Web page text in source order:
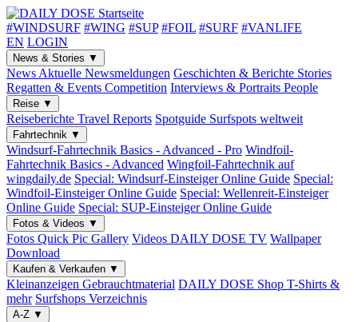
#WINDSURF #WING #SUP #FOIL #SURF #VANLIFE
EN LOGIN
News & Stories ▼
News Aktuelle Newsmeldungen Geschichten & Berichte Stories
Regatten & Events Competition Interviews & Portraits People
Reise ▼
Reiseberichte Travel Reports Spotguide Surfspots weltweit
Fahrtechnik ▼
Windsurf-Fahrtechnik Basics - Advanced - Pro Windfoil-
Fahrtechnik Basics - Advanced Wingfoil-Fahrtechnik auf
wingdaily.de Special: Windsurf-EinsteigerOnline Guide Special:
Windfoil-EinsteigerOnline Guide Special: Wellenreit-Einsteiger
Online Guide Special: SUP-EinsteigerOnline Guide
Fotos & Videos ▼
Fotos Quick Pic Gallery Videos DAILY DOSE TV Wallpaper
Download
Kaufen & Verkaufen ▼
Kleinanzeigen Gebrauchtmaterial DAILY DOSE Shop T-Shirts &
mehr Surfshops Verzeichnis
A-Z ▼